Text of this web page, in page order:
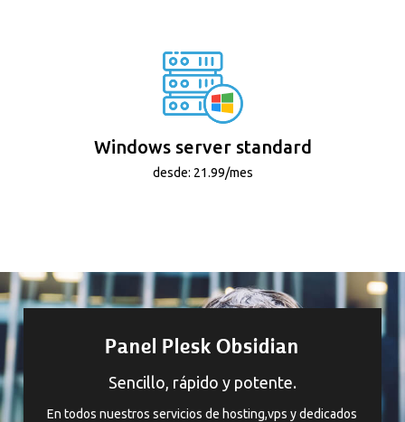
Windows server standard
desde: 21.99/mes
Panel Plesk Obsidian
Sencillo, rápido y potente.
En todos nuestros servicios de hosting,vps y dedicados